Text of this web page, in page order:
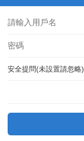
安全提問(未設置請忽略)